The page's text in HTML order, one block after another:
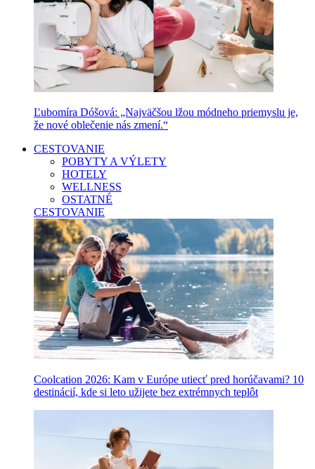
Ľubomíra Dóšová: „Najväčšou lžou módneho priemyslu je,
že nové oblečenie nás zmení.“
CESTOVANIE
POBYTY A VÝLETY
HOTELY
WELLNESS
OSTATNÉ
CESTOVANIE
Coolcation 2026: Kam v Európe utiecť pred horúčavami? 10
destinácií, kde si leto užijete bez extrémnych teplôt